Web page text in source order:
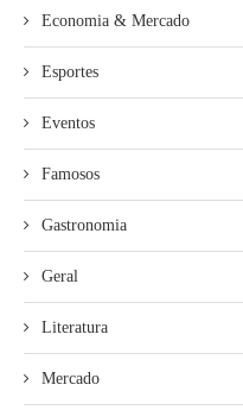
Economia & Mercado
Esportes
Eventos
Famosos
Gastronomia
Geral
Literatura
Mercado